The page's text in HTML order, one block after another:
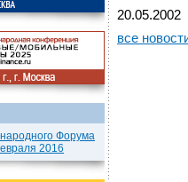
Форума
2016
20.05.2002
все